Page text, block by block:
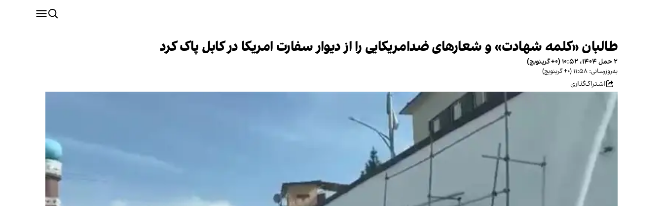
طالبان «کلمه شهادت» و شعارهای ضدامریکایی را از دیوار سفارت امریکا در کابل پاک کرد
۲ حمل ۱۴۰۴، ۱۰:۵۲ (‎+۰ گرینویچ)
به‌روزرسانی: ۱۱:۵۸ (‎+۰ گرینویچ)
اشتراک‌گذاری